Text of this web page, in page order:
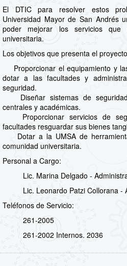
El DTIC para resolver estos
Universidad Mayor de San Andrés
poder mejorar los servicios
universitaria.
Los objetivos que presenta el
Proporcionar el equipamiento y
dotar a las facultades y
seguridad.
Diseñar sistemas de
centrales y académicas.
Proporcionar servicios de
facultades resguardar sus bienes
Dotar a la UMSA de
comunidad universitaria.
Personal a Cargo:
Lic. Marina Delgado -
Lic. Leonardo Patzi Collorana -
Teléfonos de Servicio:
261-2005
261-2002 Internos. 2036